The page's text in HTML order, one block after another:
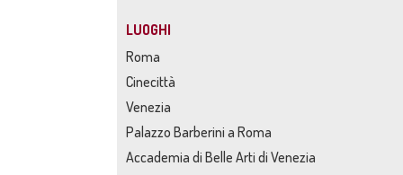
LUOGHI
Roma
Cinecittà
Venezia
Palazzo Barberini a Roma
Accademia di Belle Arti di Venezia